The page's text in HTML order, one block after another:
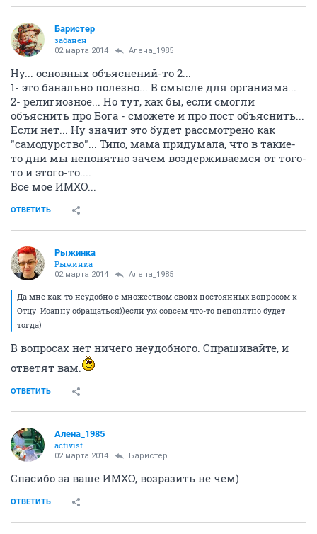
Баристер
забанен
02 марта 2014 Алена_1985
Ну... основных объяснений-то 2...
1- это банально полезно... В смысле для организма...
2- религиозное... Но тут, как бы, если смогли
объяснить про Бога - сможете и про пост объяснить...
Если нет... Ну значит это будет рассмотрено как
"самодурство"... Типо, мама придумала, что в такие-
то дни мы непонятно зачем воздерживаемся от того-
то и этого-то....
Все мое ИМХО...
ОТВЕТИТЬ
Рыжинка
Рыжинка
02 марта 2014 Алена_1985
Да мне как-то неудобно с множеством своих постоянных вопросом к
Отцу_Иоанну обращаться))если уж совсем что-то непонятно будет
тогда)
В вопросах нет ничего неудобного. Спрашивайте, и
ответят вам.
ОТВЕТИТЬ
Алена_1985
activist
02 марта 2014 Баристер
Спасибо за ваше ИМХО, возразить не чем)
ОТВЕТИТЬ